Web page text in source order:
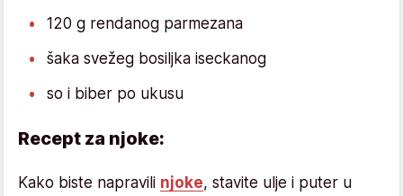
120 g rendanog parmezana
šaka svežeg bosiljka iseckanog
so i biber po ukusu
Recept za njoke:
Kako biste napravili njoke, stavite ulje i puter u